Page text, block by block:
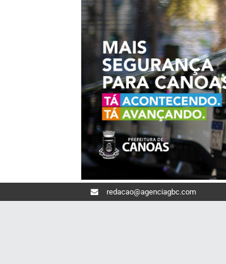
redacao@agenciagbc.com